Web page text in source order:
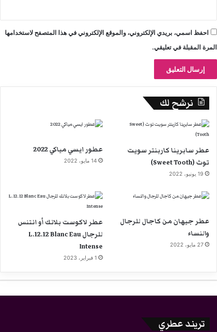
احفظ اسمي، بريدي الإلكتروني، والموقع الإلكتروني في هذا المتصفح لاستخدامها
المرة المقبلة في تعليقي.
نرشح لك
عطر سابرينا كاربنتر سويت
توث (Sweet Tooth)
19 يونيو، 2022
عطور ايسي مياكي 2022
14 مايو، 2022
عطر جيهان من كاجال للرجال
والنساء
27 مايو، 2022
عطر لاكوست بلانك أو انتنس
للرجال L.12.12 Blanc Eau
Intense
1 فبراير، 2023
تريند عطري